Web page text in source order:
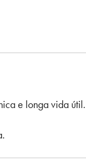
e longa vida útil.